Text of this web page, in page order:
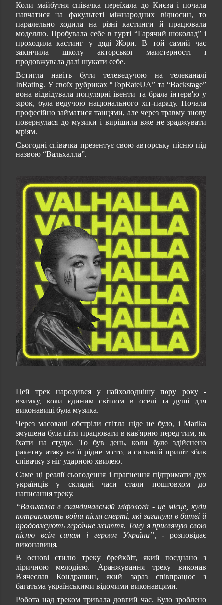
Коли майбутня співачка переїхала до Києва і почала
навчатися на факультеті міжнародних відносин, то
паралельно ходила на різні кастинги й працювала
моделлю. Пробувала себе в гурті “Гарячий шоколад” і
проходила кастинг у дяді Жори. В той самий час
закінчила школу акторської майстерності і
продовжувала далі шукати себе.
Встигла навіть бути телеведучою на телеканалі
InRating. У своїх рубриках “TopRateUA” та “Backstage”
вона відвідувала популярні івенти та брала інтерв'ю у
зірок, була ведучою національного хіт-параду. Почала
професійно займатися танцями, але через травму знову
повернулася до музики і вирішила вже не зраджувати
мріям.
Сьогодні співачка презентує свою авторську пісню під
назвою “Вальхалла”.
Цей трек народився у найхолоднішу пору року -
взимку, коли єдиним світлом в оселі та душі для
виконавиці була музика.
Через масовані обстріли світла ніде не було, і Marika
змушена була піти працювати в кав'ярню перед тим, як
їхати на студю. То був день, коли було здійснено
ракетну атаку на її рідне місто, а сильний приліт збив
співачку з ніг ударною хвилею.
Саме ці реалії сьогодення і прагнення підтримати дух
українців у складні часи стали поштовхом до
написання треку.
“Вальхалла в скандинавській міфології - це місце, куди
потрапляють воїни після смерті, які загинули в битві й
продовжують героїчне життя. Тому я присвячую свою
пісню всім синам і героям України”,- розповідає
виконавиця.
В основі стилю треку брейкбіт, який поєднано з
ліричною мелодією. Аранжування треку виконав
В'ячеслав Кондрашин, який зараз співпрацює з
багатьма українськими відомими виконавцями.
Робота над треком тривала довгий час. Було зроблено